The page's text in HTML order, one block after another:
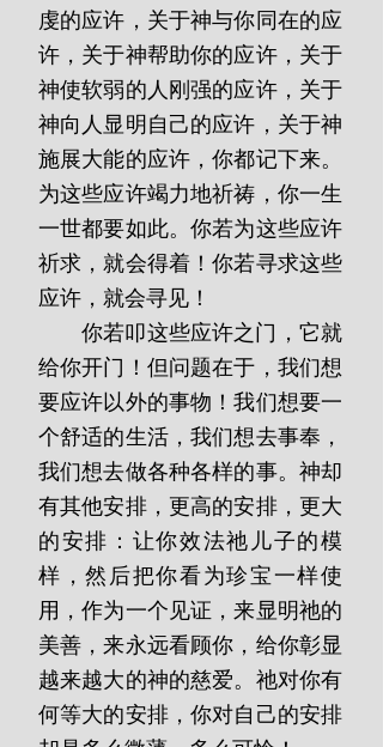
虔的应许，关于神与你同在的应
许，关于神帮助你的应许，关于
神使软弱的人刚强的应许，关于
神向人显明自己的应许，关于神
施展大能的应许，你都记下来。
为这些应许竭力地祈祷，你一生
一世都要如此。你若为这些应许
祈求，就会得着！你若寻求这些
应许，就会寻见！
       你若叩这些应许之门，它就
给你开门！但问题在于，我们想
要应许以外的事物！我们想要一
个舒适的生活，我们想去事奉，
我们想去做各种各样的事。神却
有其他安排，更高的安排，更大
的安排：让你效法祂儿子的模
样，然后把你看为珍宝一样使
用，作为一个见证，来显明祂的
美善，来永远看顾你，给你彰显
越来越大的神的慈爱。祂对你有
何等大的安排，你对自己的安排